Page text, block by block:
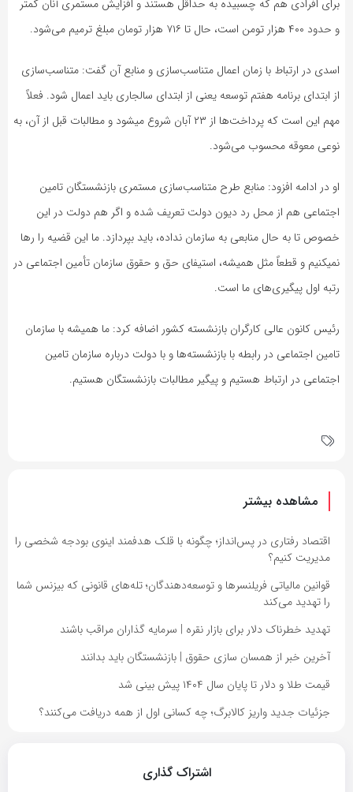
برای افرادی هم که چسبیده به حداقل هستند و افزایش مستمری آنان کمتر
و حدود ۴۰۰ هزار تومن است، حال تا ۷۱۶ هزار تومان مبلغ ترمیم می‌شود.
اسدی در ارتباط با زمان اعمال متناسب‌سازی و منابع آن گفت: متناسب‌سازی
از ابتدای برنامه هفتم توسعه یعنی از ابتدای سالجاری باید اعمال شود. فعلاً
مهم این است که پرداخت‌ها از ۲۳ آبان شروع میشود و مطالبات قبل از آن، به
نوعی معوقه محسوب می‌شود.
او در ادامه افزود: منابع طرح متناسب‌سازی مستمری بازنشستگان تامین
اجتماعی هم از محل رد دیون دولت تعریف شده و اگر هم دولت در این
خصوص تا به حال منابعی به سازمان نداده، باید بپردازد. ما این قضیه را رها
نمیکنیم و قطعاً مثل همیشه، استیفای حق و حقوق سازمان تأمین اجتماعی در
رتبه اول پیگیری‌های ما است.
رئیس کانون عالی کارگران بازنشسته کشور اضافه کرد: ما همیشه با سازمان
تامین اجتماعی در رابطه با بازنشسته‌ها و با دولت درباره سازمان تامین
اجتماعی در ارتباط هستیم و پیگیر مطالبات بازنشستگان هستیم.
مشاهده بیشتر
اقتصاد رفتاری در پس‌انداز؛ چگونه با قلک هدفمند اینوی بودجه شخصی را
مدیریت کنیم؟
قوانین مالیاتی فریلنسرها و توسعه‌دهندگان؛ تله‌های قانونی که بیزنس شما
را تهدید می‌کند
تهدید خطرناک دلار برای بازار نقره | سرمایه گذاران مراقب باشند
آخرین خبر از همسان سازی حقوق | بازنشستگان باید بدانند
قیمت طلا و دلار تا پایان سال ۱۴۰۴ پیش بینی شد
جزئیات جدید واریز کالابرگ؛ چه کسانی اول از همه دریافت می‌کنند؟
اشتراک گذاری